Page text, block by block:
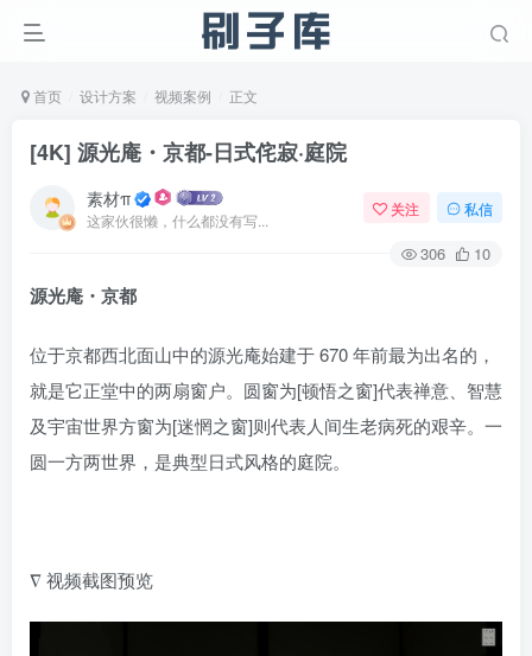
首页 设计方案 视频案例 正文
[4K] 源光庵・京都-日式侘寂·庭院
素材π
这家伙很懒，什么都没有写...
关注 私信
306 10
源光庵・京都
位于京都西北面山中的源光庵始建于 670 年前最为出名的，
就是它正堂中的两扇窗户。圆窗为[顿悟之窗]代表禅意、智慧
及宇宙世界方窗为[迷惘之窗]则代表人间生老病死的艰辛。一
圆一方两世界，是典型日式风格的庭院。
∇ 视频截图预览